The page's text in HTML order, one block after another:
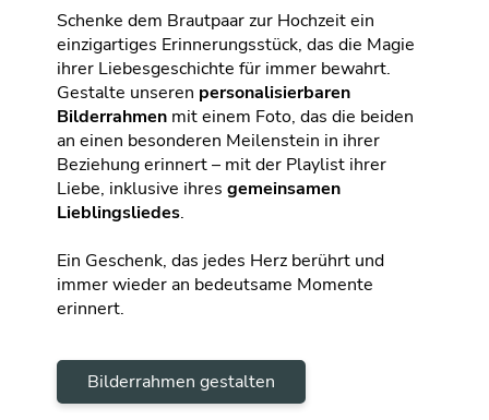
Schenke dem Brautpaar zur Hochzeit ein
einzigartiges Erinnerungsstück, das die Magie
ihrer Liebesgeschichte für immer bewahrt.
Gestalte unseren personalisierbaren
Bilderrahmen mit einem Foto, das die beiden
an einen besonderen Meilenstein in ihrer
Beziehung erinnert – mit der Playlist ihrer
Liebe, inklusive ihres gemeinsamen
Lieblingsliedes.
Ein Geschenk, das jedes Herz berührt und
immer wieder an bedeutsame Momente
erinnert.
Bilderrahmen gestalten